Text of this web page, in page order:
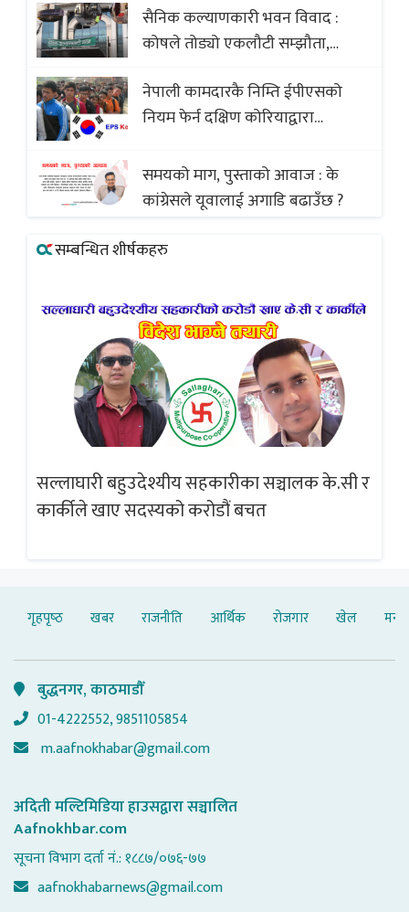
सैनिक कल्याणकारी भवन विवाद :
कोषले तोड्यो एकलौटी सम्झौता,
(भिडियो)
नेपाली कामदारकै निम्ति ईपीएसको
नियम फेर्न दक्षिण कोरियाद्वारा
समयको माग, पुस्ताको आवाज : के
कांग्रेसले यूवालाई अगाडि बढाउँछ ?
सम्बन्धित शीर्षकहरु
सल्लाघारी बहुउदेश्यीय सहकारीका सञ्चालक के.सी र
कार्कीले खाए सदस्यको करोडौं बचत
गृहपृष्‍ठ खबर राजनीति आर्थिक रोजगार खेल
बुद्धनगर, काठमाडौँ
01-4222552, 9851105854
m.aafnokhabar@gmail.com
अदिती मल्टिमिडिया हाउसद्वारा सञ्चालित
Aafnokhbar.com
सूचना विभाग दर्ता नं.: १८८७/०७६-७७
aafnokhabarnews@gmail.com